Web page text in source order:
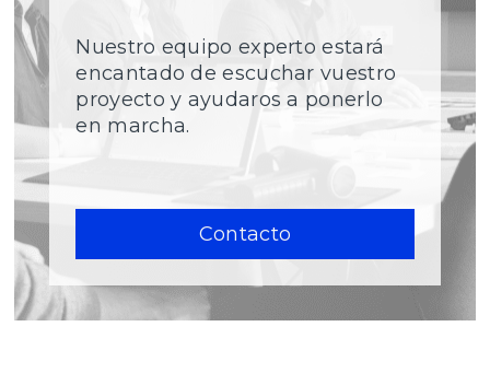
Nuestro equipo experto estará
encantado de escuchar vuestro
proyecto y ayudaros a ponerlo
en marcha.
Contacto